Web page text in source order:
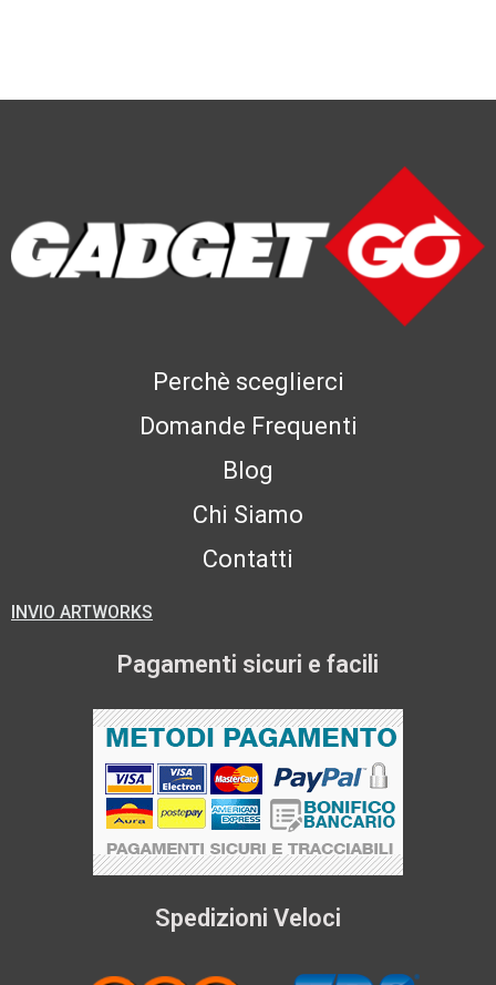
Perchè sceglierci
Domande Frequenti
Blog
Chi Siamo
Contatti
INVIO ARTWORKS
Pagamenti sicuri e facili
Spedizioni Veloci